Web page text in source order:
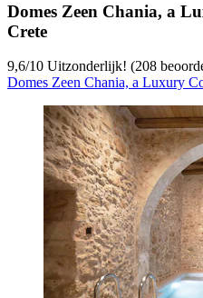
Domes Zeen Chania, a
Crete
9,6/10 Uitzonderlijk! (208
Domes Zeen Chania, a Luxury